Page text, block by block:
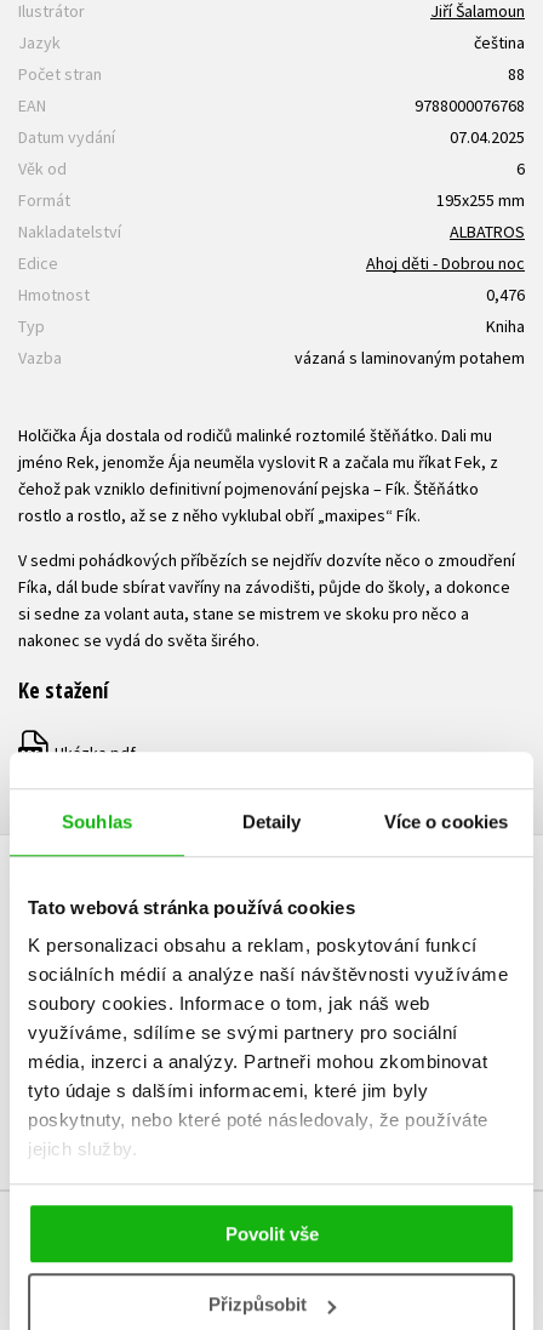
Souhlas Detaily Více o cookies
Tato webová stránka používá cookies
K personalizaci obsahu a reklam, poskytování funkcí
sociálních médií a analýze naší návštěvnosti využíváme
soubory cookies. Informace o tom, jak náš web
využíváme, sdílíme se svými partnery pro sociální
média, inzerci a analýzy. Partneři mohou zkombinovat
tyto údaje s dalšími informacemi, které jim byly
poskytnuty, nebo které poté následovaly, že používáte
jejich služby.
Povolit vše
Přizpůsobit
Ilustrátor
Jiří Šalamoun
Jazyk
čeština
Počet stran
88
EAN
9788000076768
Datum vydání
07.04.2025
Věk od
6
Formát
195x255 mm
Nakladatelství
ALBATROS
Edice
Ahoj děti - Dobrou noc
Hmotnost
0,476
Typ
Kniha
Vazba
vázaná s laminovaným potahem
Holčička Ája dostala od rodičů malinké roztomilé štěňátko. Dali mu
jméno Rek, jenomže Ája neuměla vyslovit R a začala mu říkat Fek, z
čehož pak vzniklo definitivní pojmenování pejska – Fík. Štěňátko
rostlo a rostlo, až se z něho vyklubal obří „maxipes“ Fík.
V sedmi pohádkových příbězích se nejdřív dozvíte něco o zmoudření
Fíka, dál bude sbírat vavříny na závodišti, půjde do školy, a dokonce
si sedne za volant auta, stane se mistrem ve skoku pro něco a
nakonec se vydá do světa širého.
Ke stažení
PDF Ukázka.pdf
HODNOCENÍ ČTENÁŘŮ
V současné době nejsou vytvořena žádná uživatelská hodnocení.
Vaše hodnocení
Uživatelskou recenzi mohou vkládat pouze registrovaní uživatelé
Přihlásit
MOHLO BY VÁS TAKÉ ZAJÍMAT